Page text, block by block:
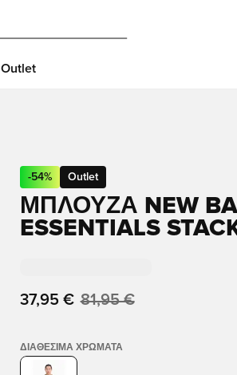
Outlet
-54% Outlet
ΜΠΛΟΎΖΑ NEW
ESSENTIALS
37,95 € 81,95 €
ΔΙΑΘΈΣΙΜΑ ΧΡΏΜΑΤΑ